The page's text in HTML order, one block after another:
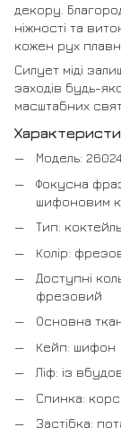
декору.
ніжності та
кожен рух
Силует міді
заходів будь-
масштабних
Модель: 26024
Фокусна
шифоновим
Тип:
Колір:
Доступні
фрезовий
Основна
Кейп: шифон
Ліф: із
Спинка:
Застібка: